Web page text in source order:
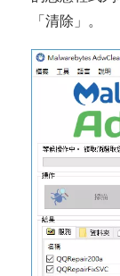
「清除」。